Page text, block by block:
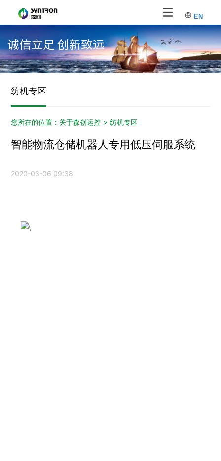
EN
诚信立足 创新致远
纺机专区
您所在的位置： 关于森创运控 > 纺机专区
智能物流仓储机器人专用低压伺服系统
2020-03-06 09:38